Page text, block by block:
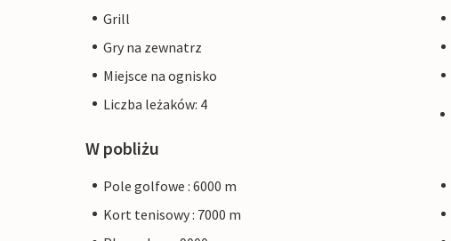
Grill
Gry na zewnatrz
Miejsce na ognisko
Liczba leżaków: 4
W pobliżu
Pole golfowe : 6000 m
Kort tenisowy : 7000 m